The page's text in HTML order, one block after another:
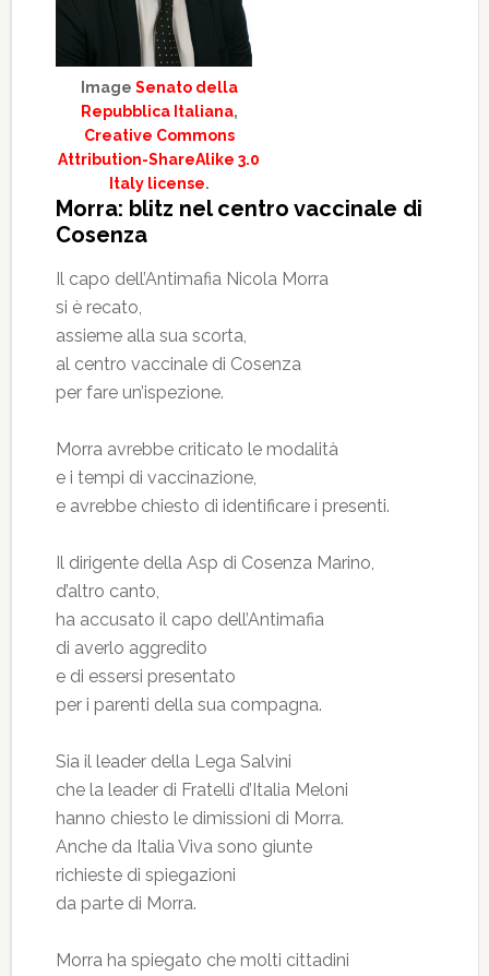
Image Senato della
Repubblica Italiana,
Creative Commons
Attribution-ShareAlike 3.0
Italy license.
Morra: blitz nel centro vaccinale di
Cosenza
Il capo dell’Antimafia Nicola Morra
si è recato,
assieme alla sua scorta,
al centro vaccinale di Cosenza
per fare un’ispezione.
Morra avrebbe criticato le modalità
e i tempi di vaccinazione,
e avrebbe chiesto di identificare i presenti.
Il dirigente della Asp di Cosenza Marino,
d’altro canto,
ha accusato il capo dell’Antimafia
di averlo aggredito
e di essersi presentato
per i parenti della sua compagna.
Sia il leader della Lega Salvini
che la leader di Fratelli d’Italia Meloni
hanno chiesto le dimissioni di Morra.
Anche da Italia Viva sono giunte
richieste di spiegazioni
da parte di Morra.
Morra ha spiegato che molti cittadini